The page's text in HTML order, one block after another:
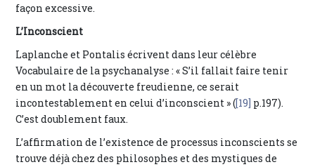
façon excessive.
L’Inconscient
Laplanche et Pontalis écrivent dans leur célèbre
Vocabulaire de la psychanalyse : « S’il fallait faire tenir
en un mot la découverte freudienne, ce serait
incontestablement en celui d’inconscient » ([19] p.197).
C’est doublement faux.
L’affirmation de l’existence de processus inconscients se
trouve déjà chez des philosophes et des mystiques de